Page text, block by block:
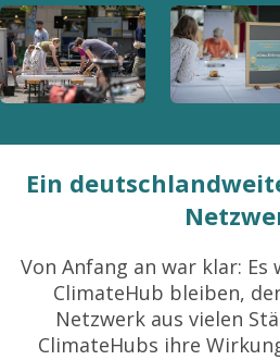
Ein
Von Anfang an war klar:
ClimateHub bleiben,
Netzwerk aus vielen
ClimateHubs ihre